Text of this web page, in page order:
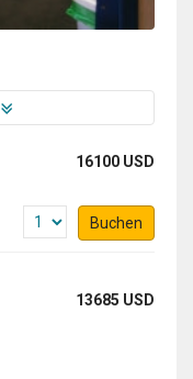
16100 USD
Buchen
13685 USD